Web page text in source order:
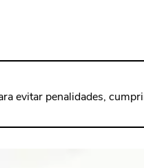
evitar penalidades,